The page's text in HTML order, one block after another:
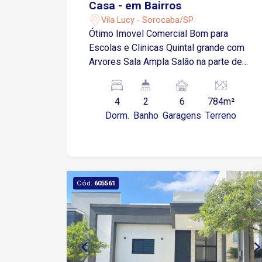
Casa - em Bairros
Vila Lucy - Sorocaba/SP
Ótimo Imovel Comercial Bom para
Escolas e Clinicas Quintal grande com
Arvores Sala Ampla Salão na parte de
4
Dorm.
2
Banho
6
Garagens
784m²
Terreno
Cód. 605561